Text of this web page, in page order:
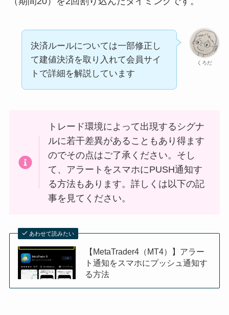
くろだ
決済ルールについては一部修正し
て建値決済を取り入れて会員サイ
トで詳細を解説しています
トレード環境によって出現するシグナ
ルに若干差異があることもあり得ます
のでその点はご了承ください。そし
て、アラートをスマホにPUSH通知す
る方法もあります。詳しくは以下の記
事を見てください。
あわせて読みたい
【MetaTrader4（MT4）】アラー
ト通知をスマホにプッシュ通知す
る方法